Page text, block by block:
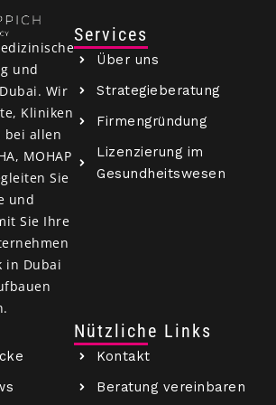
und
Wir
Kliniken
bei allen
MOHAP
Sie
und
Sie Ihre
in Dubai
Services
Über uns
Strategieberatung
Firmengründung
Lizenzierung im
Gesundheitswesen
Nützliche Links
Kontakt
Beratung vereinbaren